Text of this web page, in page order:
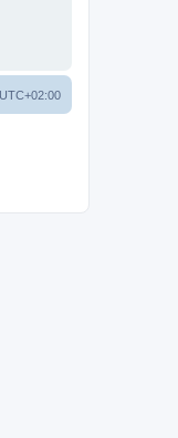
UTC+02:00